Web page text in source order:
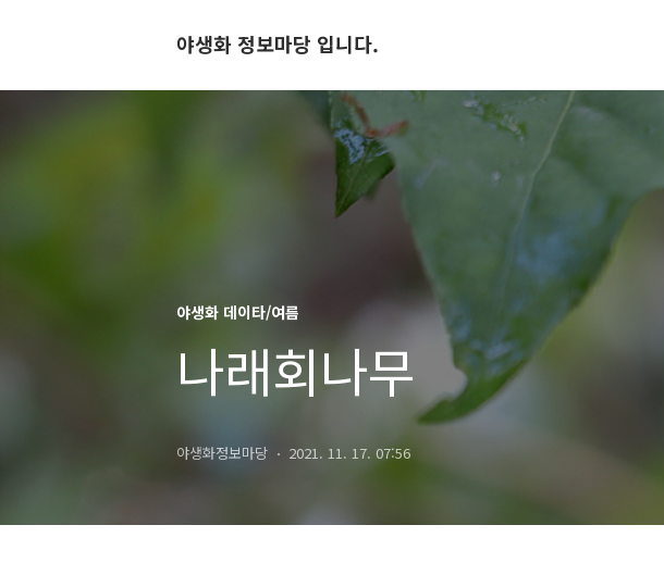
야생화 정보마당 입니다.
야생화 데이타/여름
나래회나무
야생화정보마당 2021. 11. 17. 07:56